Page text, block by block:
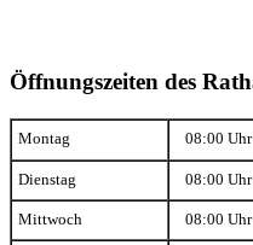
Öffnungszeiten des
Montag 08:00
Dienstag 08:00
Mittwoch 08:00